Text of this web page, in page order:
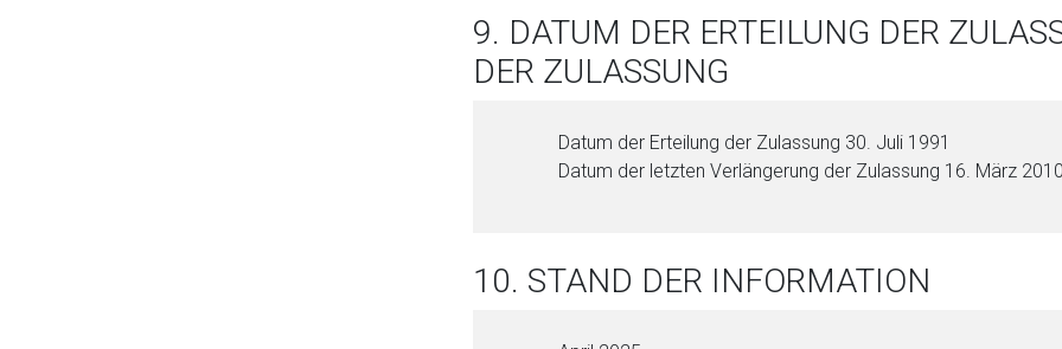
9. DATUM DER ERTEILUNG DER
DER ZULASSUNG
Datum der Erteilung der Zulassung 30. Juli 1991
Datum der letzten Verlängerung der Zulassung 16. März 2010
10. STAND DER INFORMATION